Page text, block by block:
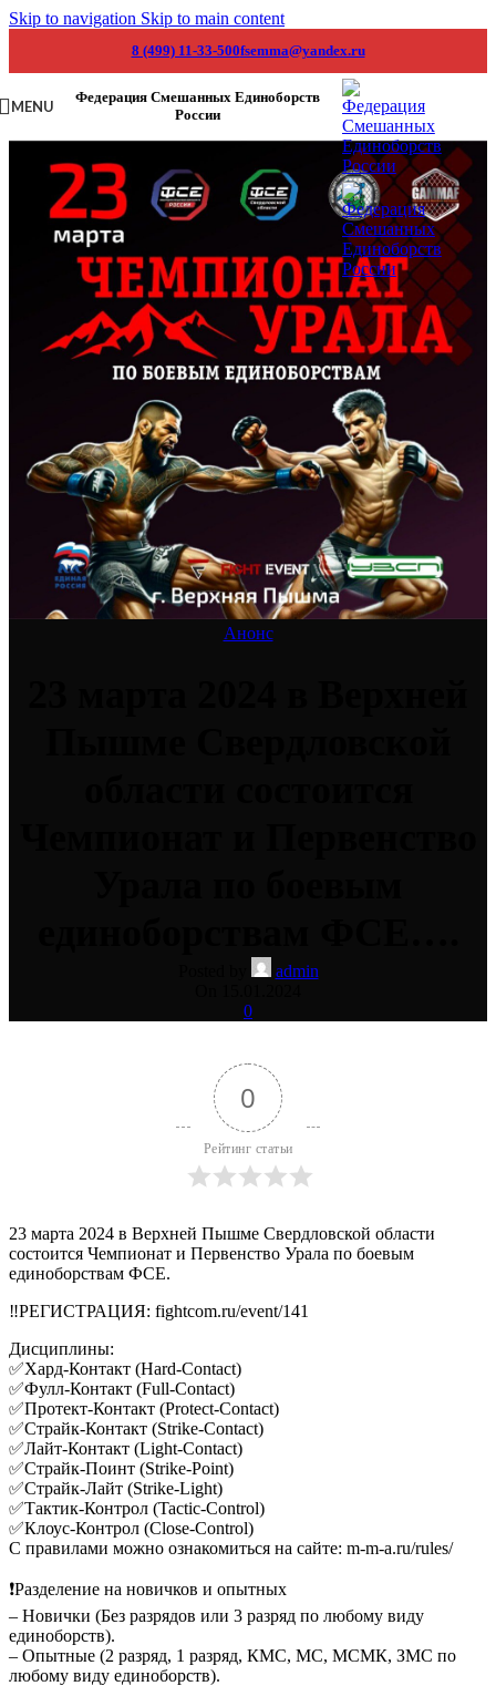
Skip to navigation Skip to main content
8 (499) 11-33-500fsemma@yandex.ru
MENU
Федерация Смешанных Единоборств
России
Анонс
admin
0
0
Рейтинг статьи
23 марта 2024 в Верхней Пышме Свердловской области
состоится Чемпионат и Первенство Урала по боевым
единоборствам ФСЕ.
‼РЕГИСТРАЦИЯ: fightcom.ru/event/141
Дисциплины:
✅Хард-Контакт (Hard-Contact)
✅Фулл-Контакт (Full-Contact)
✅Протект-Контакт (Protect-Contact)
✅Страйк-Контакт (Strike-Contact)
✅Лайт-Контакт (Light-Contact)
✅Страйк-Поинт (Strike-Point)
✅Страйк-Лайт (Strike-Light)
✅Тактик-Контрол (Tactic-Control)
✅Клоус-Контрол (Close-Control)
С правилами можно ознакомиться на сайте: m-m-a.ru/rules/
❗Разделение на новичков и опытных
– Новички (Без разрядов или 3 разряд по любому виду
единоборств).
– Опытные (2 разряд, 1 разряд, КМС, МС, МСМК, ЗМС по
любому виду единоборств).